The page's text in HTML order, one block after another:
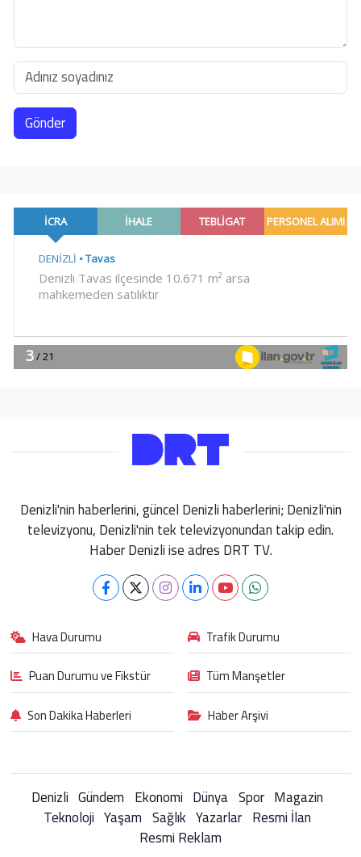
Gönder
Denizli'nin haberlerini, güncel Denizli haberlerini; Denizli'nin
televizyonu, Denizli'nin tek televizyonundan takip edin.
Haber Denizli ise adres DRT TV.
Hava Durumu
Trafik Durumu
Puan Durumu ve Fikstür
Tüm Manşetler
Son Dakika Haberleri
Haber Arşivi
Denizli Gündem Ekonomi Dünya Spor Magazin
Teknoloji Yaşam Sağlık Yazarlar Resmi İlan
Resmi Reklam